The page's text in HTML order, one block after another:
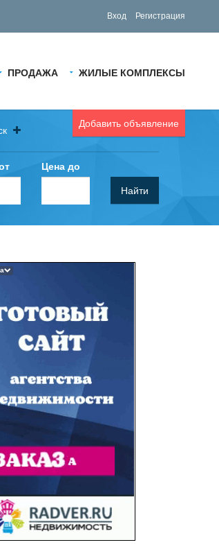
Вход Регистрация
ПРОДАЖА ЖИЛЫЕ КОМПЛЕКСЫ
Добавить объявление
Цена до
Найти